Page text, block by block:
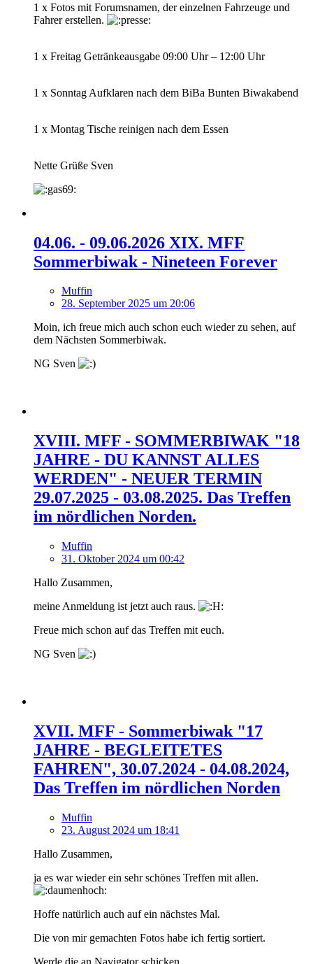
1 x Fotos mit Forumsnamen, der einzelnen Fahrzeuge und
Fahrer erstellen.
1 x Freitag Getränkeausgabe 09:00 Uhr – 12:00 Uhr
1 x Sonntag Aufklaren nach dem BiBa Bunten Biwakabend
1 x Montag Tische reinigen nach dem Essen
Nette Grüße Sven
04.06. - 09.06.2026 XIX. MFF
Sommerbiwak - Nineteen Forever
Muffin
28. September 2025 um 20:06
Moin, ich freue mich auch schon euch wieder zu sehen, auf
dem Nächsten Sommerbiwak.
NG Sven
XVIII. MFF - SOMMERBIWAK "18
JAHRE - DU KANNST ALLES
WERDEN" - NEUER TERMIN
29.07.2025 - 03.08.2025. Das Treffen
im nördlichen Norden.
Muffin
31. Oktober 2024 um 00:42
Hallo Zusammen,
meine Anmeldung ist jetzt auch raus.
Freue mich schon auf das Treffen mit euch.
NG Sven
XVII. MFF - Sommerbiwak "17
JAHRE - BEGLEITETES
FAHREN", 30.07.2024 - 04.08.2024,
Das Treffen im nördlichen Norden
Muffin
23. August 2024 um 18:41
Hallo Zusammen,
ja es war wieder ein sehr schönes Treffen mit allen.
Hoffe natürlich auch auf ein nächstes Mal.
Die von mir gemachten Fotos habe ich fertig sortiert.
Werde die an Navigator schicken.